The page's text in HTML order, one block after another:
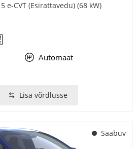
e-CVT (Esirattavedu) (68 kW)
Automaat
Lisa võrdlusse
Saabuv